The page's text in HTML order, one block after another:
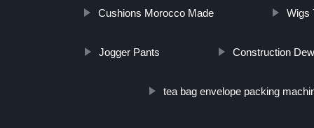
Cushions Morocco Made Wigs
Jogger Pants Construction
tea bag envelope packing